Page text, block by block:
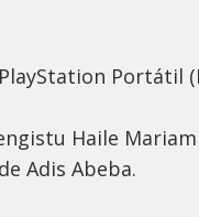
Portátil
Haile
Adis Abeba.